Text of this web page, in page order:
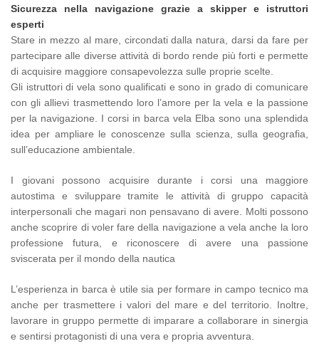
Sicurezza nella navigazione grazie a skipper e istruttori
esperti
Stare in mezzo al mare, circondati dalla natura, darsi da fare per
partecipare alle diverse attività di bordo rende più forti e permette
di acquisire maggiore consapevolezza sulle proprie scelte.
Gli istruttori di vela sono qualificati e sono in grado di comunicare
con gli allievi trasmettendo loro l’amore per la vela e la passione
per la navigazione. I corsi in barca vela Elba sono una splendida
idea per ampliare le conoscenze sulla scienza, sulla geografia,
sull’educazione ambientale.
I giovani possono acquisire durante i corsi una maggiore
autostima e sviluppare tramite le attività di gruppo capacità
interpersonali che magari non pensavano di avere. Molti possono
anche scoprire di voler fare della navigazione a vela anche la loro
professione futura, e riconoscere di avere una passione
sviscerata per il mondo della nautica
L’esperienza in barca è utile sia per formare in campo tecnico ma
anche per trasmettere i valori del mare e del territorio. Inoltre,
lavorare in gruppo permette di imparare a collaborare in sinergia
e sentirsi protagonisti di una vera e propria avventura.